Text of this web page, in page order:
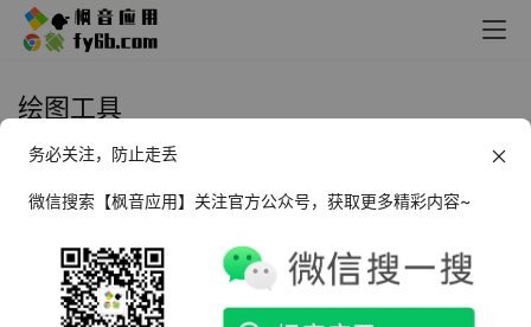
绘图工具
Windows Pinta 绘图工具_v2.1.2 中
文绿色版
2025年3月6日
务必关注，防止走丢
微信搜索【枫音应用】关注官方公众号，获取更多精彩内容~